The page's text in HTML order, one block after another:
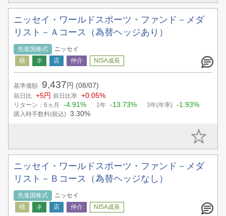
ニッセイ・ワールドスポーツ・ファンド－メダ
リスト－Ａコース（為替ヘッジあり）
先進国株式 ニッセイ
基準価額 9,437 円 (08/07)
前日比 +5円 前日比率 +0.05%
リターン：6ヵ月 -4.91% 1年 -13.73% 3年(年率) -1.93%
購入時手数料(税込) 3.30%
ニッセイ・ワールドスポーツ・ファンド－メダ
リスト－Ｂコース（為替ヘッジなし）
先進国株式 ニッセイ